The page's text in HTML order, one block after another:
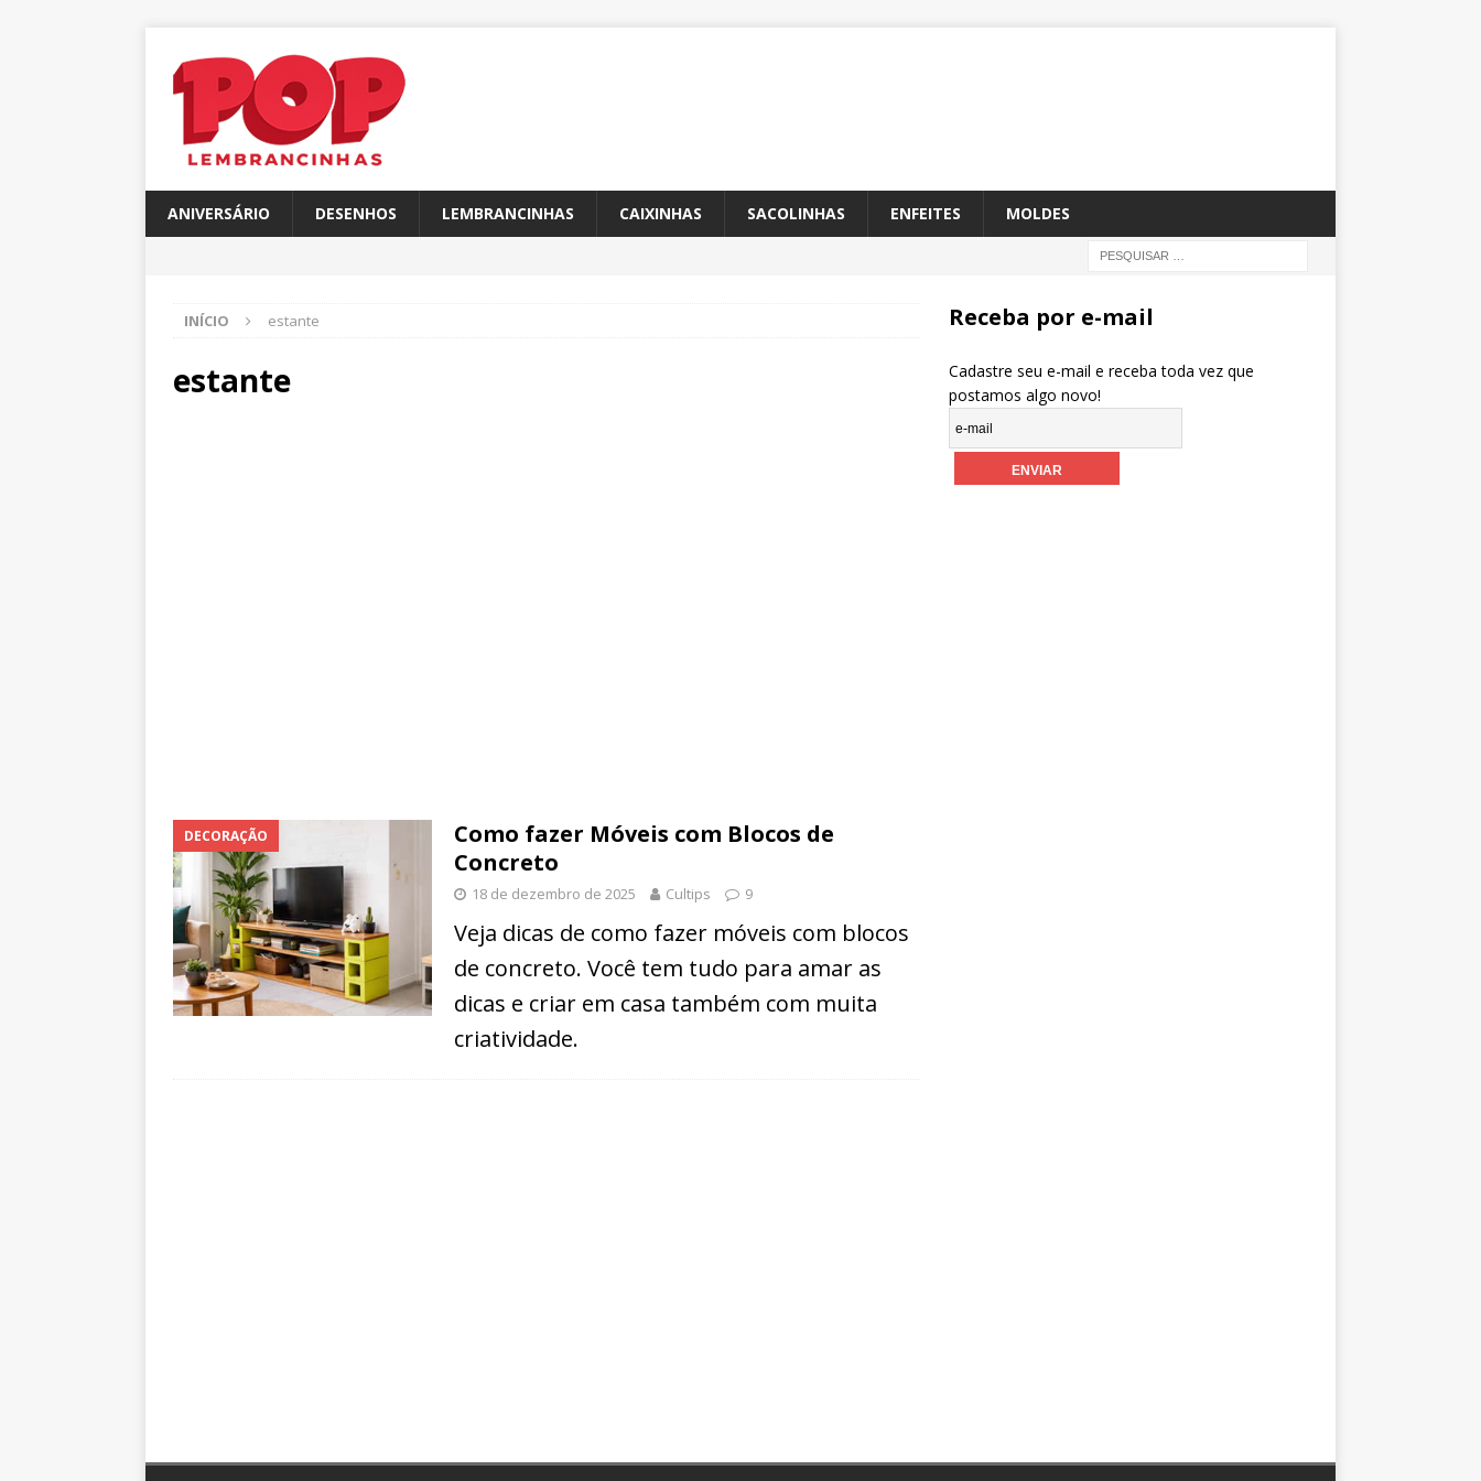
ANIVERSÁRIO DESENHOS LEMBRANCINHAS CAIXINHAS SACOLINHAS ENFEITES MOLDES
INÍCIO estante
estante
DECORAÇÃO
Como fazer Móveis com Blocos de
Concreto
18 de dezembro de 2025 Cultips 9
Veja dicas de como fazer móveis com blocos
de concreto. Você tem tudo para amar as
dicas e criar em casa também com muita
criatividade.
Receba por e-mail
Cadastre seu e-mail e receba toda vez que
postamos algo novo!